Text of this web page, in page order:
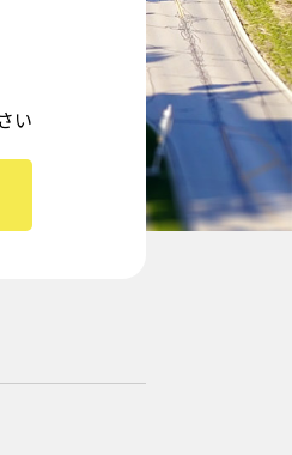
い